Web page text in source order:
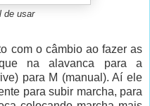
de usar
com o câmbio ao fazer as
na alavanca para a
para M (manual). Aí ele
para subir marcha, para